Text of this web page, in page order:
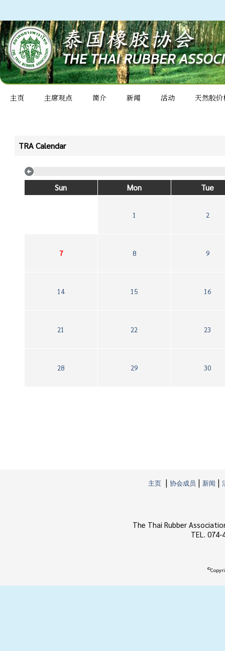
主页 主席观点 简介 新闻 活动 天然胶价
TRA Calendar
Sun Mon Tue
1 2
7 8 9
14 15 16
21 22 23
28 29 30
主页 | 协会成员 | 新闻 |
The Thai Rubber
TEL.
©